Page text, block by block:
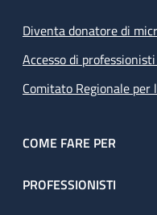
Diventa donatore di
Accesso di
Comitato Regionale per
COME FARE PER
PROFESSIONISTI